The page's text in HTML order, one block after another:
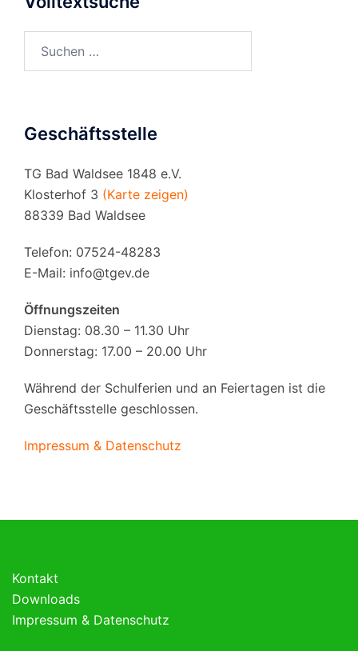
Geschäftsstelle
TG Bad Waldsee 1848 e.V.
Klosterhof 3 (Karte zeigen)
88339 Bad Waldsee
Telefon: 07524-48283
E-Mail: info@tgev.de
Öffnungszeiten
Dienstag: 08.30 – 11.30 Uhr
Donnerstag: 17.00 – 20.00 Uhr
Während der Schulferien und an Feiertagen ist die
Geschäftsstelle geschlossen.
Impressum & Datenschutz
Kontakt
Downloads
Impressum & Datenschutz